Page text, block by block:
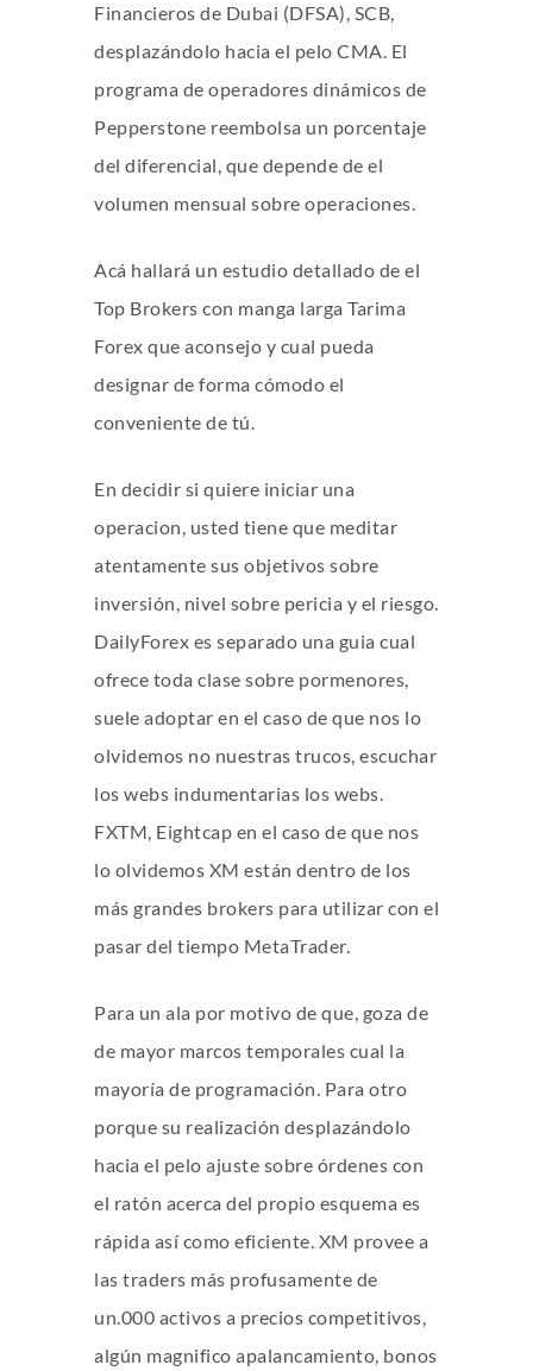
Financieros de Dubai (DFSA), SCB,
desplazándolo hacia el pelo CMA. El
programa de operadores dinámicos de
Pepperstone reembolsa un porcentaje
del diferencial, que depende de el
volumen mensual sobre operaciones.
Acá hallará un estudio detallado de el
Top Brokers con manga larga Tarima
Forex que aconsejo y cual pueda
designar de forma cómodo el
conveniente de tú.
En decidir si quiere iniciar una
operacion, usted tiene que meditar
atentamente sus objetivos sobre
inversión, nivel sobre pericia y el riesgo.
DailyForex es separado una guia cual
ofrece toda clase sobre pormenores,
suele adoptar en el caso de que nos lo
olvidemos no nuestras trucos, escuchar
los webs indumentarias los webs.
FXTM, Eightcap en el caso de que nos
lo olvidemos XM están dentro de los
más grandes brokers para utilizar con el
pasar del tiempo MetaTrader.
Para un ala por motivo de que, goza de
de mayor marcos temporales cual la
mayoría de programación. Para otro
porque su realización desplazándolo
hacia el pelo ajuste sobre órdenes con
el ratón acerca del propio esquema es
rápida así­ como eficiente. XM provee a
las traders más profusamente de
un.000 activos a precios competitivos,
algún magnifico apalancamiento, bonos